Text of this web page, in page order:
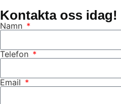
Kontakta oss idag!
Namn
Telefon
Email